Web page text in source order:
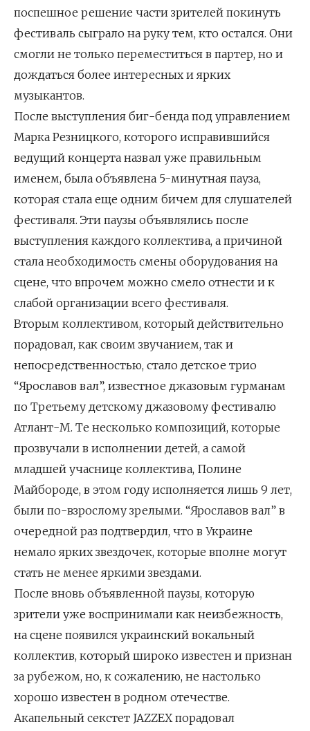
поспешное решение части зрителей покинуть
фестиваль сыграло на руку тем, кто остался. Они
смогли не только переместиться в партер, но и
дождаться более интересных и ярких
музыкантов.
После выступления биг-бенда под управлением
Марка Резницкого, которого исправившийся
ведущий концерта назвал уже правильным
именем, была объявлена 5-минутная пауза,
которая стала еще одним бичем для слушателей
фестиваля. Эти паузы объявлялись после
выступления каждого коллектива, а причиной
стала необходимость смены оборудования на
сцене, что впрочем можно смело отнести и к
слабой организации всего фестиваля.
Вторым коллективом, который действительно
порадовал, как своим звучанием, так и
непосредственностью, стало детское трио
“Ярославов вал”, известное джазовым гурманам
по Третьему детскому джазовому фестивалю
Атлант-М. Те несколько композиций, которые
прозвучали в исполнении детей, а самой
младшей учаснице коллектива, Полине
Майбороде, в этом году исполняется лишь 9 лет,
были по-взрослому зрелыми. “Ярославов вал” в
очередной раз подтвердил, что в Украине
немало ярких звездочек, которые вполне могут
стать не менее яркими звездами.
После вновь объявленной паузы, которую
зрители уже воспринимали как неизбежность,
на сцене появился украинский вокальный
коллектив, который широко известен и признан
за рубежом, но, к сожалению, не настолько
хорошо известен в родном отечестве.
Акапельный секстет JAZZEX порадовал